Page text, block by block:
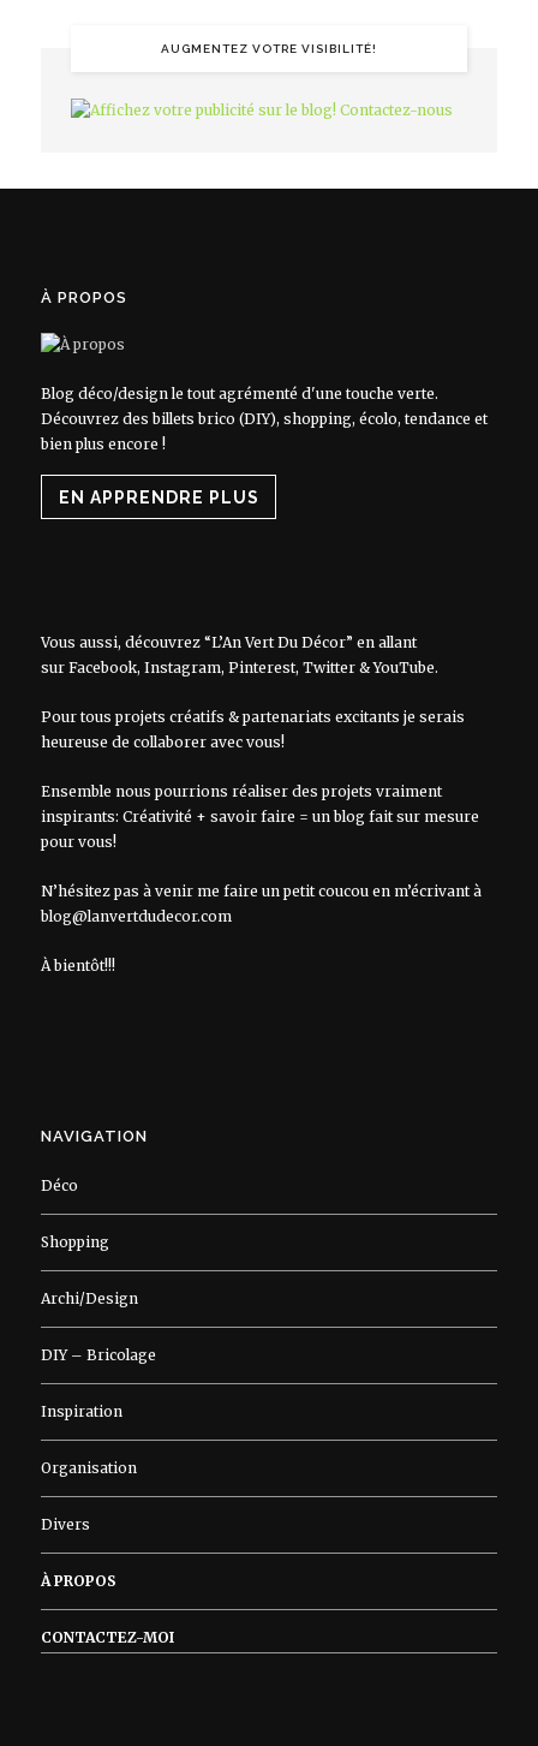
AUGMENTEZ VOTRE VISIBILITÉ!
À PROPOS
Blog déco/design le tout agrémenté d'une touche verte.
Découvrez des billets brico (DIY), shopping, écolo, tendance et
bien plus encore !
EN APPRENDRE PLUS
Vous aussi, découvrez “L’An Vert Du Décor” en allant
sur Facebook, Instagram, Pinterest, Twitter&YouTube.
Pour tous projets créatifs & partenariats excitants je serais
heureuse de collaborer avec vous!
Ensemble nous pourrions réaliser des projets vraiment
inspirants: Créativité + savoir faire = un blog fait sur mesure
pour vous!
N’hésitez pas à venir me faire un petit coucou en m’écrivant à
blog@lanvertdudecor.com
À bientôt!!!
NAVIGATION
Déco
Shopping
Archi/Design
DIY – Bricolage
Inspiration
Organisation
Divers
À PROPOS
CONTACTEZ-MOI